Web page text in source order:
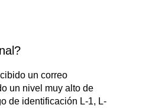
un correo
un nivel muy alto de
de identificación L-1, L-